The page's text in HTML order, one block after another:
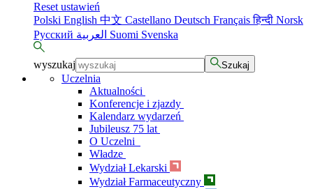
Reset ustawień
Polski English 中文 Castellano Deutsch Françaisहिन्दी Norsk
Русский
Suomi Svenska
wyszukaj Szukaj
Uczelnia
Aktualności
Konferencje i zjazdy
Kalendarz wydarzeń
Jubileusz 75 lat
O Uczelni
Władze
Wydział Lekarski
Wydział Farmaceutyczny